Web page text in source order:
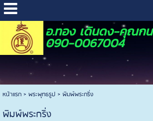
อ.ทอง เดินดง
090-0067004
หน้าแรก> พระพุทธรูป > พิมพ์พระกริ่ง
พิมพ์พระกริ่ง